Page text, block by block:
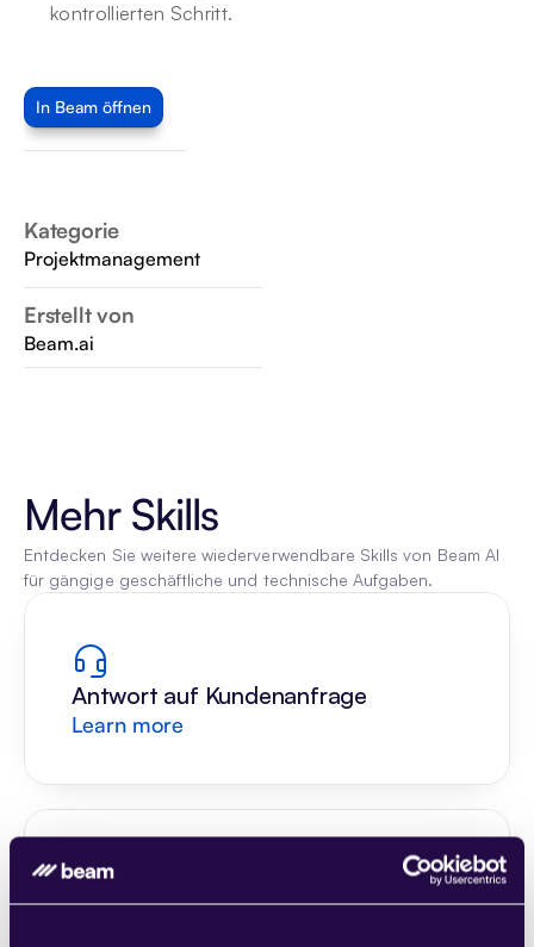
In Beam öffnen
Kategorie
Projektmanagement
Erstellt von
Beam.ai
kontrollierten Schritt.
Mehr Skills
Entdecken Sie weitere wiederverwendbare Skills von Beam AI
für gängige geschäftliche und technische Aufgaben.
Antwort auf Kundenanfrage
Learn more
Terminanfragen verstehen